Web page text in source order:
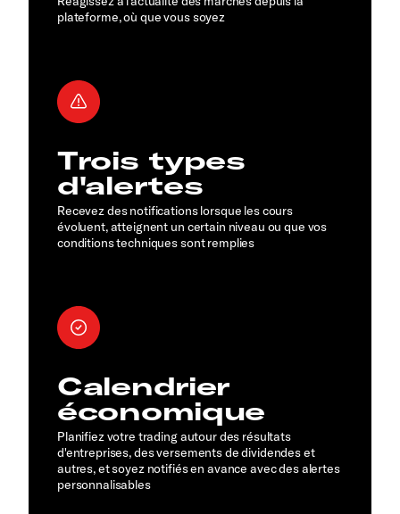
plateforme, où que vous soyez
Trois types
d'alertes
Recevez des notifications lorsque les cours
évoluent, atteignent un certain niveau ou que vos
conditions techniques sont remplies
Calendrier
économique
Planifiez votre trading autour des résultats
d'entreprises, des versements de dividendes et
autres, et soyez notifiés en avance avec des alertes
personnalisables